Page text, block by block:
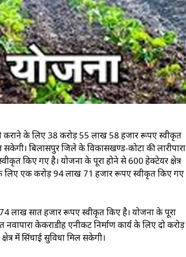
कराने के लिए 38 करोड़ 55 लाख 58 हजार रूपए स्वीकृत
बिलासपुर जिले के विकासखण्ड-कोटा की लारीपारा
किए गए है। योजना के पूरा होने से 600 हेक्टेयर क्षेत्र
के लिए एक करोड़ 94 लाख 71 हजार रूपए स्वीकृत किए गए
लाख सात हजार रूपए स्वीकृत किए है। योजना के पूरा
केकराडीह एनीकट निर्माण कार्य के लिए दो करोड़
में सिंचाई सुविधा मिल सकेगी।